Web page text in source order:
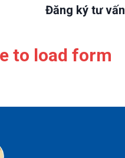
Đăng ký tư vấn
to load form